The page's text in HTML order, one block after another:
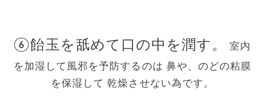
⑥飴玉を舐めて口の中を潤す。
室内
を加湿して風邪を予防するのは 鼻や、のどの粘膜
を保湿して 乾燥させない為です。